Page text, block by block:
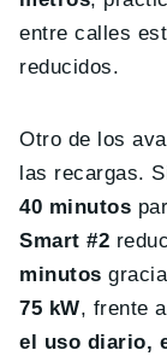
entre calles
reducidos.
Otro de los
las recargas.
40 minutos
Smart #2
minutos
75 kW, frente
el uso diario,